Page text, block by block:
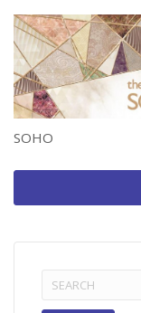
SOHO
Search
for: